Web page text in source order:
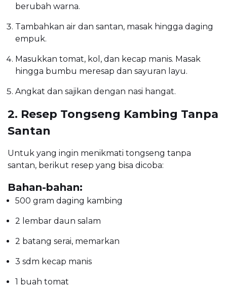
berubah warna.
Tambahkan air dan santan, masak hingga daging
empuk.
Masukkan tomat, kol, dan kecap manis. Masak
hingga bumbu meresap dan sayuran layu.
Angkat dan sajikan dengan nasi hangat.
2. Resep Tongseng Kambing Tanpa
Santan
Untuk yang ingin menikmati tongseng tanpa
santan, berikut resep yang bisa dicoba:
Bahan-bahan:
500 gram daging kambing
2 lembar daun salam
2 batang serai, memarkan
3 sdm kecap manis
1 buah tomat